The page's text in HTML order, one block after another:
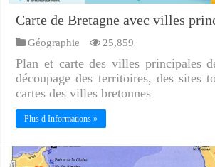
Carte de Bretagne avec villes
Géographie 25,859
Plan et carte des villes principales
découpage des territoires, des sites
cartes des villes bretonnes
Plus d Informations »